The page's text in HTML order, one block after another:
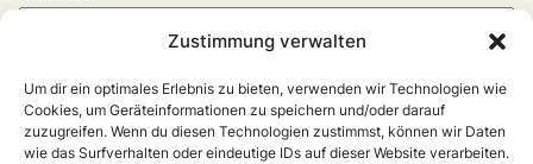
Zustimmung verwalten
Um dir ein optimales Erlebnis zu bieten, verwenden wir Technologien wie
Cookies, um Geräteinformationen zu speichern und/oder darauf
zuzugreifen. Wenn du diesen Technologien zustimmst, können wir Daten
wie das Surfverhalten oder eindeutige IDs auf dieser Website verarbeiten.